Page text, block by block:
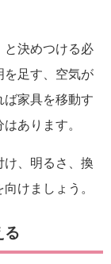
と決めつける必
を足す、空気が
ば家具を移動す
あります。
け、明るさ、換
けましょう。
る